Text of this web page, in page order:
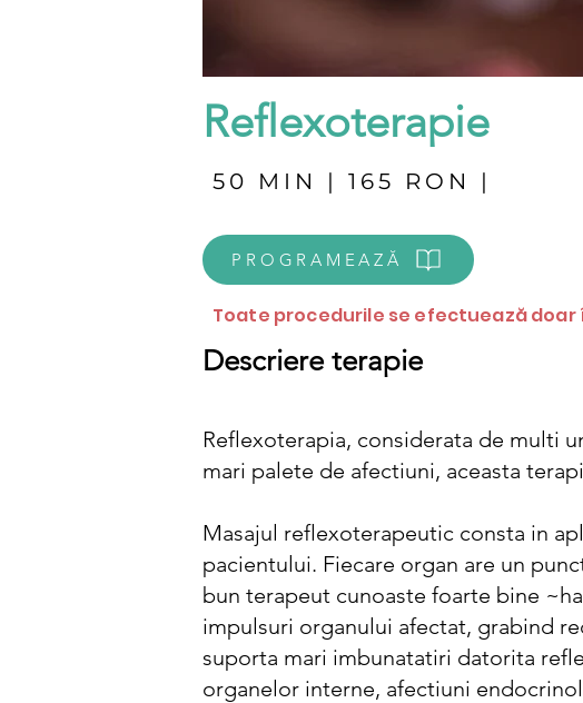
Reflexoterapie
50 MIN | 165 RON |
PROGRAMEAZĂ
Toate procedurile se efectuează
Descriere terapie
Reflexoterapia, considerata de multi
mari palete de afectiuni, aceasta
Masajul reflexoterapeutic consta in
pacientului. Fiecare organ are un
bun terapeut cunoaste foarte bine
impulsuri organului afectat, grabind
suporta mari imbunatatiri datorita
organelor interne, afectiuni